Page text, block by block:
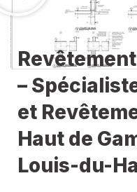
–
et
Haut de
Louis-du-